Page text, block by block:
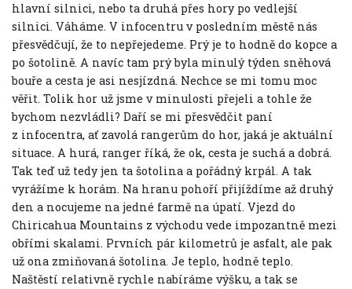
hlavní silnici, nebo ta druhá přes hory po vedlejší
silnici. Váháme. V infocentru v posledním městě nás
přesvědčují, že to nepřejedeme. Prý je to hodně do kopce a
po šotolině. A navíc tam prý byla minulý týden sněhová
bouře a cesta je asi nesjízdná. Nechce se mi tomu moc
věřit. Tolik hor už jsme v minulosti přejeli a tohle že
bychom nezvládli? Daří se mi přesvědčit paní
z infocentra, ať zavolá rangerům do hor, jaká je aktuální
situace. A hurá, ranger říká, že ok, cesta je suchá a dobrá.
Tak teď už tedy jen ta šotolina a pořádný krpál. A tak
vyrážíme k horám. Na hranu pohoří přijíždíme až druhý
den a nocujeme na jedné farmě na úpatí. Vjezd do
Chiricahua Mountains z východu vede impozantně mezi
obřími skalami. Prvních pár kilometrů je asfalt, ale pak
už ona zmiňovaná šotolina. Je teplo, hodně teplo.
Naštěstí relativně rychle nabíráme výšku, a tak se